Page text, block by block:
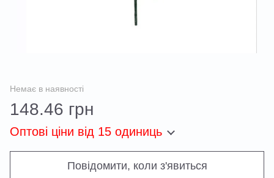
Немає в наявності
148.46 грн
Оптові ціни від 15 одиниць
Повідомити, коли з'явиться